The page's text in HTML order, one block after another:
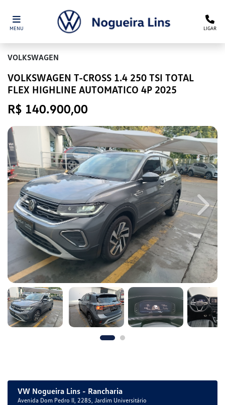
MENU LIGAR
VOLKSWAGEN
VOLKSWAGEN T-CROSS 1.4 250 TSI TOTAL
FLEX HIGHLINE AUTOMATICO 4P 2025
R$ 140.900,00
Previous Next
VW Nogueira Lins - Rancharia
Avenida Dom Pedro II, 2285, Jardim Universitário